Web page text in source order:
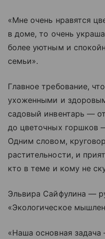
«Мне очень нравятся
в доме, то очень
более уютным и
семьи».
Главное требование,
ухоженными и
садовый инвентарь —
до цветочных горшков
Одним словом,
растительности, и
кто в теме и кому не
Эльвира Сайфулина —
«Экологическое
«Наша основная